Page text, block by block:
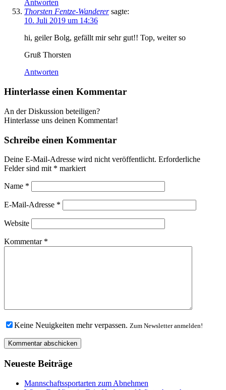
Antworten
Thorsten Fentze-Wanderer sagte:
10. Juli 2019 um 14:36
hi, geiler Bolg, gefällt mir sehr gut!! Top, weiter so
Gruß Thorsten
Antworten
Hinterlasse einen Kommentar
An der Diskussion beteiligen?
Hinterlasse uns deinen Kommentar!
Schreibe einen Kommentar
Deine E-Mail-Adresse wird nicht veröffentlicht. Erforderliche
Felder sind mit * markiert
Name *
E-Mail-Adresse *
Website
Kommentar *
Keine Neuigkeiten mehr verpassen. Zum Newsletter anmelden!
Neueste Beiträge
Mannschaftssportarten zum Abnehmen